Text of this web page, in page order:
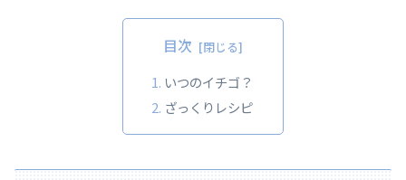
目次
いつのイチゴ？
ざっくりレシピ